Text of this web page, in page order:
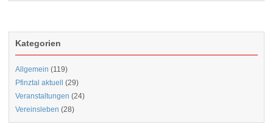
Kategorien
Allgemein (119)
Pfinztal aktuell (29)
Veranstaltungen (24)
Vereinsleben (28)